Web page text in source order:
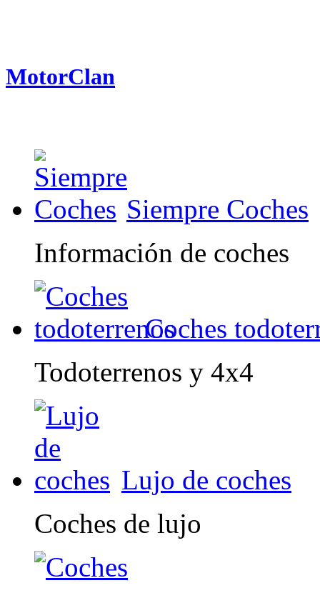
MotorClan
Siempre Coches
Información de coches
Coches
Todoterrenos y 4x4
Lujo de coches
Coches de lujo